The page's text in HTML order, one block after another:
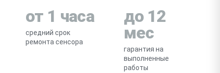
от 1 часа
средний срок
ремонта сенсора
до 12
мес
гарантия на
выполненные
работы